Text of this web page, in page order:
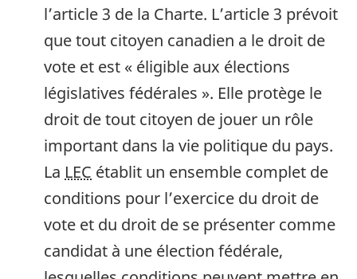
l’article 3 de la Charte. L’article 3 prévoit
que tout citoyen canadien a le droit de
vote et est « éligible aux élections
législatives fédérales ». Elle protège le
droit de tout citoyen de jouer un rôle
important dans la vie politique du pays.
La LEC établit un ensemble complet de
conditions pour l’exercice du droit de
vote et du droit de se présenter comme
candidat à une élection fédérale,